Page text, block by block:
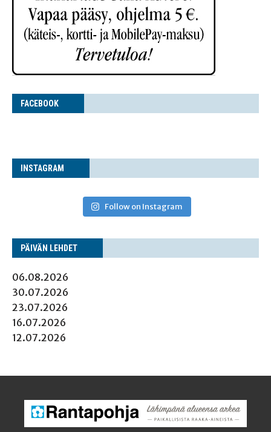
FACE­BOOK
INS­TA­GRAM
Follow on Instagram
PÄI­VÄN LEHDET
06.08.2026
30.07.2026
23.07.2026
16.07.2026
12.07.2026